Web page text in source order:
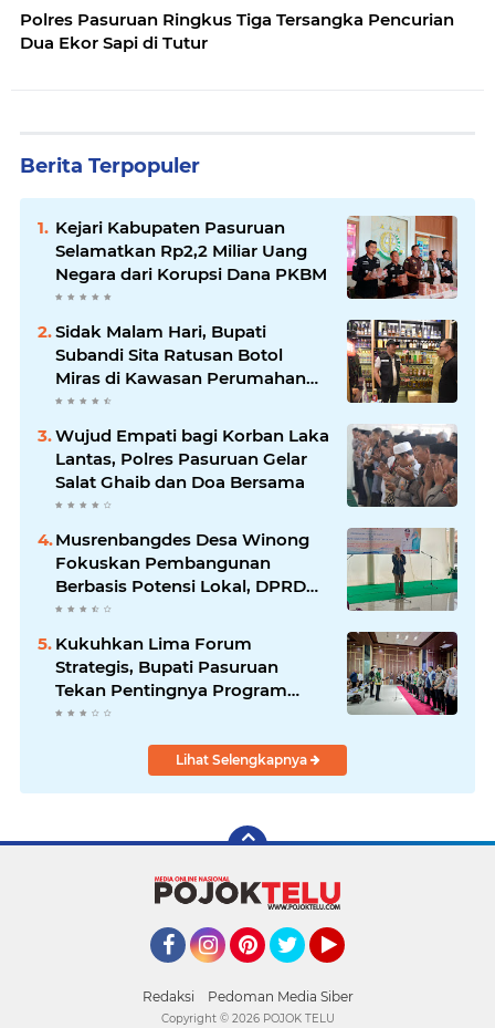
Polres Pasuruan Ringkus Tiga Tersangka Pencurian
Dua Ekor Sapi di Tutur
Berita Terpopuler
Kejari Kabupaten Pasuruan
Selamatkan Rp2,2 Miliar Uang
Negara dari Korupsi Dana PKBM
Sidak Malam Hari, Bupati
Subandi Sita Ratusan Botol
Miras di Kawasan Perumahan
Sidoarjo
Wujud Empati bagi Korban Laka
Lantas, Polres Pasuruan Gelar
Salat Ghaib dan Doa Bersama
Musrenbangdes Desa Winong
Fokuskan Pembangunan
Berbasis Potensi Lokal, DPRD
Optimistis Meski Dihantam
Efisiensi Anggaran
Kukuhkan Lima Forum
Strategis, Bupati Pasuruan
Tekan Pentingnya Program
Nyata untuk Rakyat
Lihat Selengkapnya
Redaksi Pedoman Media Siber
Copyright © 2026 POJOK TELU